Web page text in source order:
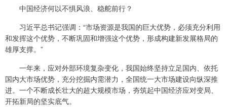
中国经济何以不惧风浪、稳舵前行？
习近平总书记强调：“市场资源是我国的巨大优势，必须充分利用
和发挥这个优势，不断巩固和增强这个优势，形成构建新发展格局的
雄厚支撑。”
一年来，应对外部环境复杂变化，我国始终坚持立足国内、依托
国内大市场优势，充分挖掘内需潜力，全国统一大市场建设向纵深推
进。一个不断成长壮大的超大规模市场，夯筑起中国经济应对变局、
开拓新局的坚实底气。